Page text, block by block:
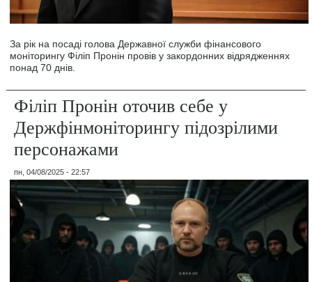
За рік на посаді голова Державної служби фінансового
моніторингу Філіп Пронін провів у закордонних відрядженнях
понад 70 днів.
Філіп Пронін оточив себе у
Держфінмоніторингу підозрілими
персонажами
пн, 04/08/2025 - 22:57